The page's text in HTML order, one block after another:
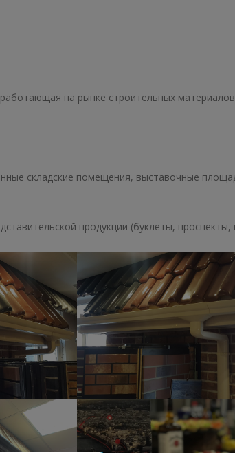
на рынке строительных
складские помещения, выставочные
продукции (буклеты,